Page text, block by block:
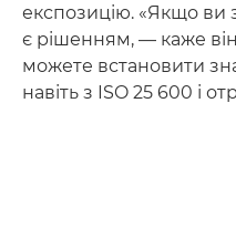
експозицію. «Якщо ви
є рішенням, — каже
можете встановити
навіть з ISO 25 600 і